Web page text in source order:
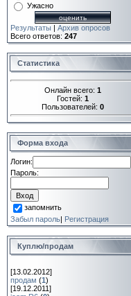
Ужасно
Результаты | Архив опросов
Всего ответов: 247
Статистика
Онлайн всего: 1
Гостей: 1
Пользователей: 0
Форма входа
Логин:
Пароль:
запомнить
Забыл пароль| Регистрация
Куплю/продам
[13.02.2012]
продам (1)
[19.12.2011]